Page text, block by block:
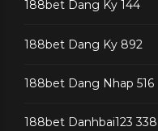
188bet Dang Ky 144
188bet Dang Ky 892
188bet Dang Nhap 516
188bet Danhbai123 338